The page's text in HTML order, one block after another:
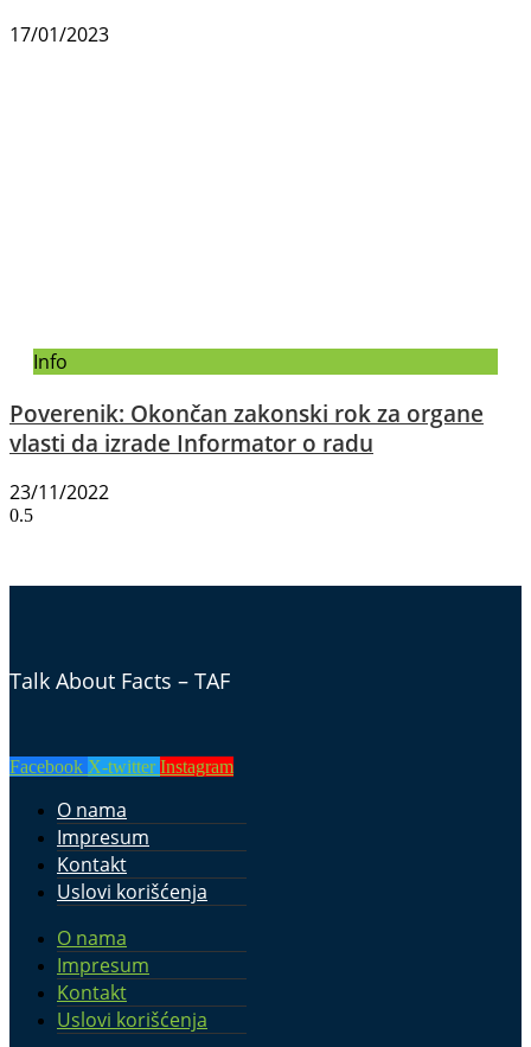
17/01/2023
Info
Poverenik: Okončan zakonski rok za organe
vlasti da izrade Informator o radu
23/11/2022
Talk About Facts – TAF
Facebook X-twitter Instagram
O nama
Impresum
Kontakt
Uslovi korišćenja
O nama
Impresum
Kontakt
Uslovi korišćenja